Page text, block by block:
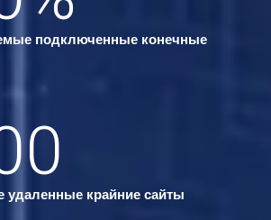
подключенные конечные
удаленные крайние сайты